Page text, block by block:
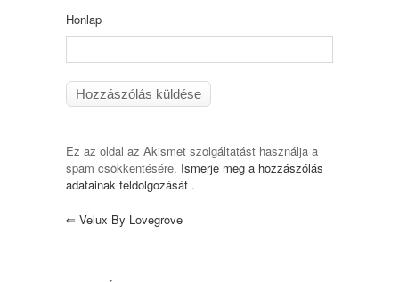
Honlap
Ez az oldal az Akismet szolgáltatást használja a
spam csökkentésére. Ismerje meg a hozzászólás
adatainak feldolgozását .
⇐ Velux By Lovegrove